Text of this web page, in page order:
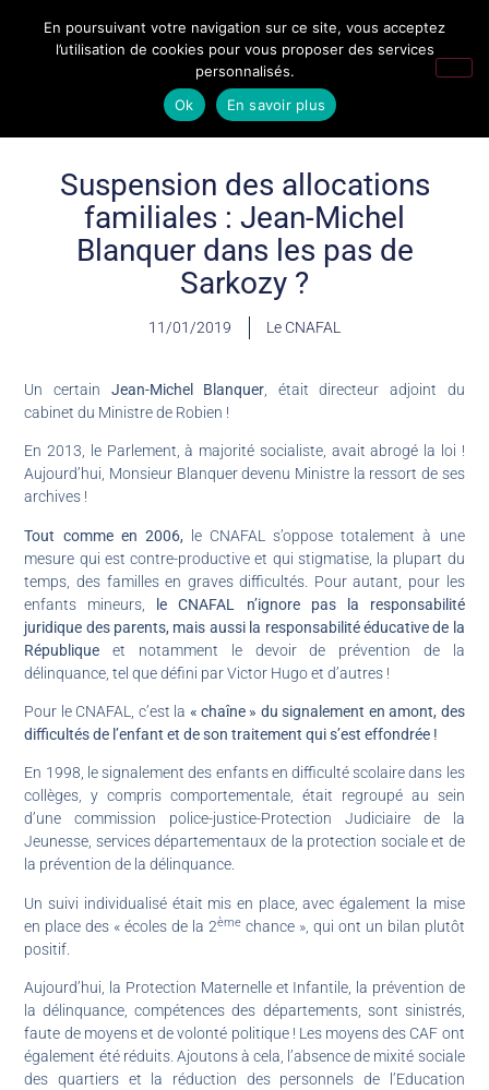
Suspension des allocations
familiales : Jean-Michel
Blanquer dans les pas de
Sarkozy ?
11/01/2019 Le CNAFAL
Un certain Jean-Michel Blanquer , était directeur adjoint du
cabinet du Ministre de Robien !
En 2013, le Parlement, à majorité socialiste, avait abrogé la loi !
Aujourd’hui, Monsieur Blanquer devenu Ministre la ressort de ses
archives !
Tout comme en 2006, le CNAFAL s’oppose totalement à une
mesure qui est contre-productive et qui stigmatise, la plupart du
temps, des familles en graves difficultés. Pour autant, pour les
enfants mineurs,
le CNAFAL n’ignore pas la responsabilité
juridique des parents, mais aussi la responsabilité éducative de la
République et notamment le devoir de prévention de la
délinquance, tel que défini par Victor Hugo et d’autres !
Pour le CNAFAL, c’est la « chaîne » du signalement en amont, des
difficultés de l’enfant et de son traitement qui s’est effondrée !
En 1998, le signalement des enfants en difficulté scolaire dans les
collèges, y compris comportementale, était regroupé au sein
d’une commission police-justice-Protection Judiciaire de la
Jeunesse, services départementaux de la protection sociale et de
la prévention de la délinquance.
Un suivi individualisé était mis en place, avec également la mise
en place des « écoles de la 2ème chance », qui ont un bilan plutôt
positif.
Aujourd’hui, la Protection Maternelle et Infantile, la prévention de
la délinquance, compétences des départements, sont sinistrés,
faute de moyens et de volonté politique ! Les moyens des CAF ont
également été réduits. Ajoutons à cela, l’absence de mixité sociale
des quartiers et la réduction des personnels de l’Education
En poursuivant votre navigation sur ce site, vous acceptez
l’utilisation de cookies pour vous proposer des services
personnalisés.
Ok
En savoir plus